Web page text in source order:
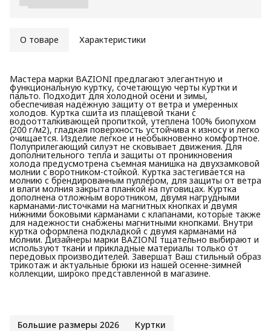
О товаре Характеристики
Мастера марки BAZIONI предлагают элегантную и
функциональную куртку, сочетающую черты куртки и
пальто. Подходит для холодной осени и зимы,
обеспечивая надёжную защиту от ветра и умеренных
холодов. Куртка сшита из плащевой ткани с
водоотталкивающей пропиткой, утеплена 100% биопухом
(200 г/м2), гладкая поверхность устойчива к износу и легко
очищается. Изделие легкое и необыкновенно комфортное.
Полуприлегающий силуэт не сковывает движения. Для
дополнительного тепла и защиты от проникновения
холода предусмотрена съемная манишка на двухзамковой
молнии с воротником-стойкой. Куртка застегивается на
молнию с брендированным пуллером, для защиты от ветра
и влаги молния закрыта планкой на пуговицах. Куртка
дополнена отложным воротником, двумя нагрудными
карманами-листочками на магнитных кнопках и двумя
нижними боковыми карманами с клапанами, которые также
для надежности снабжены магнитными кнопками. Внутри
куртка оформлена подкладкой с двумя карманами на
молнии. Дизайнеры марки BAZIONI тщательно выбирают и
используют ткани и прикладные материалы только от
передовых производителей. Завершат Ваш стильный образ
трикотаж и актуальные брюки из нашей осенне-зимней
коллекции, широко представленной в магазине.
Большие размеры 2026 Куртки